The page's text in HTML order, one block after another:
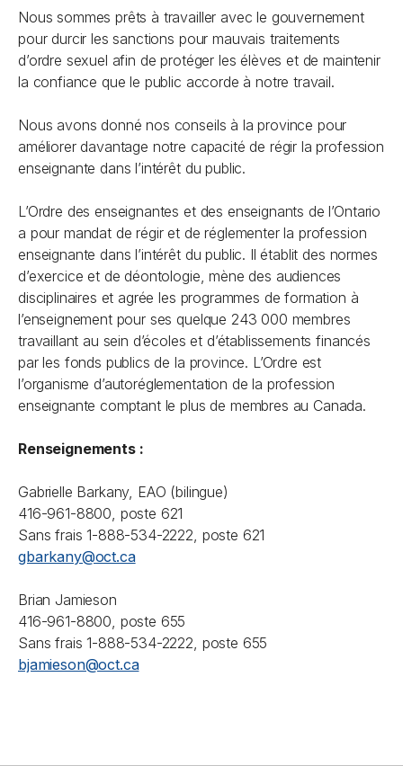
Nous sommes prêts à travailler avec le gouvernement
pour durcir les sanctions pour mauvais traitements
d’ordre sexuel afin de protéger les élèves et de maintenir
la confiance que le public accorde à notre travail.
Nous avons donné nos conseils à la province pour
améliorer davantage notre capacité de régir la profession
enseignante dans l’intérêt du public.
L’Ordre des enseignantes et des enseignants de l’Ontario
a pour mandat de régir et de réglementer la profession
enseignante dans l’intérêt du public. Il établit des normes
d’exercice et de déontologie, mène des audiences
disciplinaires et agrée les programmes de formation à
l’enseignement pour ses quelque 243 000 membres
travaillant au sein d’écoles et d’établissements financés
par les fonds publics de la province. L’Ordre est
l’organisme d’autoréglementation de la profession
enseignante comptant le plus de membres au Canada.
Renseignements :
Gabrielle Barkany, EAO (bilingue)
416-961-8800, poste 621
Sans frais 1-888-534-2222, poste 621
gbarkany@oct.ca
Brian Jamieson
416-961-8800, poste 655
Sans frais 1-888-534-2222, poste 655
bjamieson@oct.ca